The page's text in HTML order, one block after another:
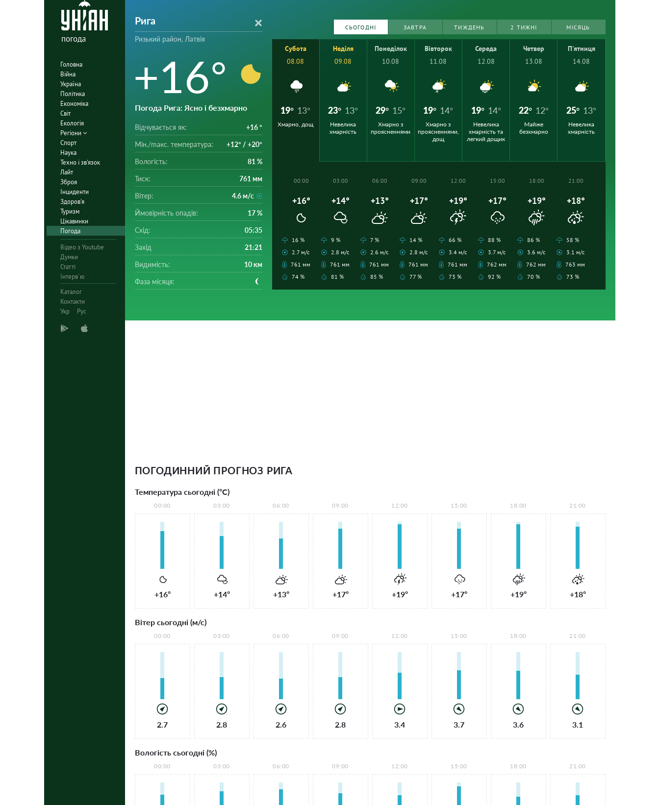
погода
Головна
Війна
Україна
Політика
Економіка
Світ
Екологія
Регіони
Спорт
Наука
Техно і зв'язок
Лайт
Зброя
Інциденти
Здоров'я
Туризм
Цікавинки
Погода
Відео з Youtube
Думки
Статті
Інтерв`ю
Каталог
Контакти
Укр
Рус
Рига
Ризький район, Латвія
+16°
Погода Рига: Ясно і безхмарно
Відчувається як: +16 °
Мін./mакс. температура: +12° / +20°
Вологість: 81 %
Тиск: 761 мм
Вітер: 4.6 м/с
Ймовірність опадів: 17 %
Схід: 05:35
Захід 21:21
Видимість: 10 км
Фаза місяця:
СЬОГОДНІ ЗАВТРА ТИЖДЕНЬ 2 ТИЖНІ МІСЯЦЬ
Субота
08.08
19° 13°
Хмарно, дощ
Неділя
09.08
23° 13°
Невелика
хмарність
Понеділок
10.08
29° 15°
Хмарно з
проясненнями
Вівторок
11.08
19° 14°
Хмарно з
проясненнями,
дощ
Середа
12.08
19° 14°
Невелика
хмарність та
легкий дощик
Четвер
13.08
22° 12°
Майже
безхмарно
П'ятниця
14.08
25° 13°
Невелика
хмарність
00:00
+16°
16 %
2.7 м/с
761 мм
74 %
03:00
+14°
9 %
2.8 м/с
761 мм
81 %
06:00
+13°
7 %
2.6 м/с
761 мм
85 %
09:00
+17°
14 %
2.8 м/с
761 мм
77 %
12:00
+19°
66 %
3.4 м/с
761 мм
73 %
15:00
+17°
88 %
3.7 м/с
762 мм
92 %
18:00
+19°
86 %
3.6 м/с
762 мм
70 %
21:00
+18°
58 %
3.1 м/с
763 мм
73 %
ПОГОДИННИЙ ПРОГНОЗ РИГА
Температура сьогодні (°С)
00:00
+16°
03:00
+14°
06:00
+13°
09:00
+17°
12:00
+19°
15:00
+17°
18:00
+19°
21:00
+18°
Вітер сьогодні (м/с)
00:00
2.7
03:00
2.8
06:00
2.6
09:00
2.8
12:00
3.4
15:00
3.7
18:00
3.6
21:00
3.1
Вологість сьогодні (%)
00:00 03:00 06:00 09:00 12:00 15:00 18:00 21:00